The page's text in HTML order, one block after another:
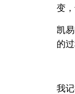
变
凯
的
我